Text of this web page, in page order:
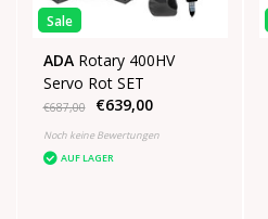
Sale
ADA Rotary 400HV
Servo Rot SET
€687,00 €639,00
Noch keine Bewertungen
AUF LAGER